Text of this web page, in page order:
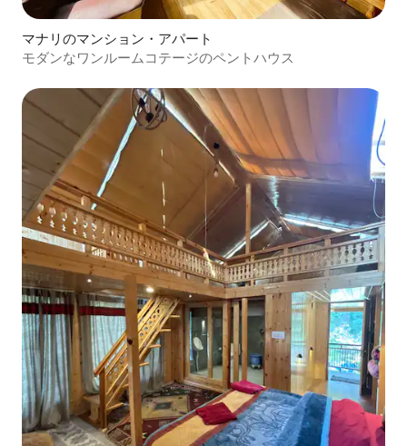
マナリのマンション・アパート
モダンなワンルームコテージのペントハウス